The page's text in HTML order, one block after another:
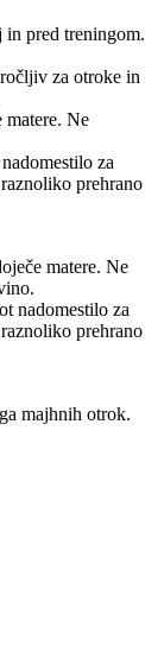
in pred treningom.
za otroke in
matere. Ne
za
prehrano
matere. Ne
nadomestilo za
prehrano
majhnih otrok.